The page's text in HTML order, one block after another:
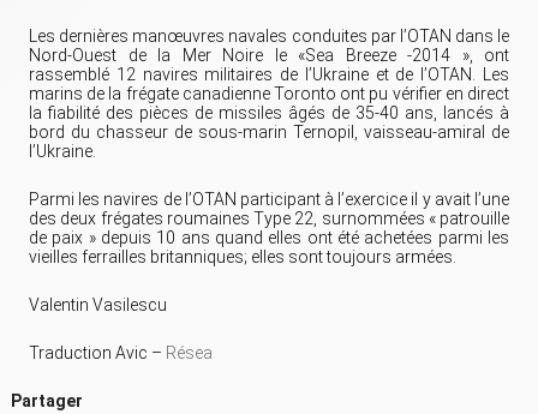
Les dernières manœuvres navales conduites par l’OTAN dans le
Nord-Ouest de la Mer Noire le «Sea Breeze -2014 », ont
rassemblé 12 navires militaires de l’Ukraine et de l’OTAN. Les
marins de la frégate canadienne Toronto ont pu vérifier en direct
la fiabilité des pièces de missiles âgés de 35-40 ans, lancés à
bord du chasseur de sous-marin Ternopil, vaisseau-amiral de
l’Ukraine.
Parmi les navires de l’OTAN participant à l’exercice il y avait l’une
des deux frégates roumaines Type 22, surnommées « patrouille
de paix » depuis 10 ans quand elles ont été achetées parmi les
vieilles ferrailles britanniques; elles sont toujours armées.
Valentin Vasilescu
Traduction Avic – Résea
Partager